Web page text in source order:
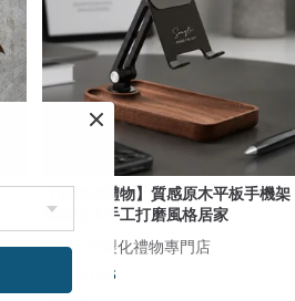
【客製化禮物】質感原木平板手機架
胡桃實木手工打磨風格居家
頌禮 | 客製化禮物專門店
US$ 43.66